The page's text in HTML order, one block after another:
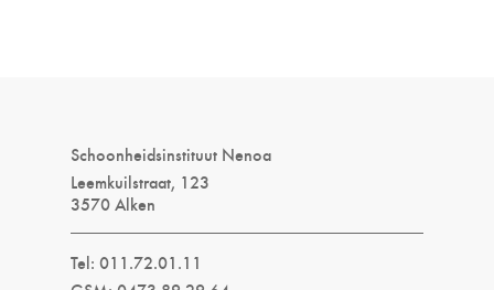
Schoonheidsinstituut Nenoa
Leemkuilstraat, 123
3570 Alken
Tel: 011.72.01.11